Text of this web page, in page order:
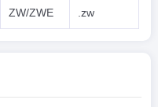
ZW/ZWE .zw